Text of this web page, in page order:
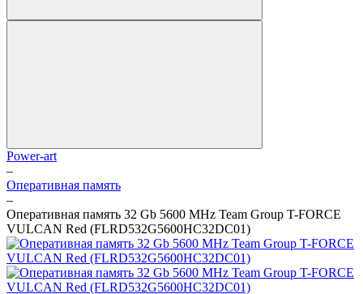
Power-art
–
Оперативная память
–
Оперативная память 32 Gb 5600 MHz Team Group T-FORCE
VULCAN Red (FLRD532G5600HC32DC01)